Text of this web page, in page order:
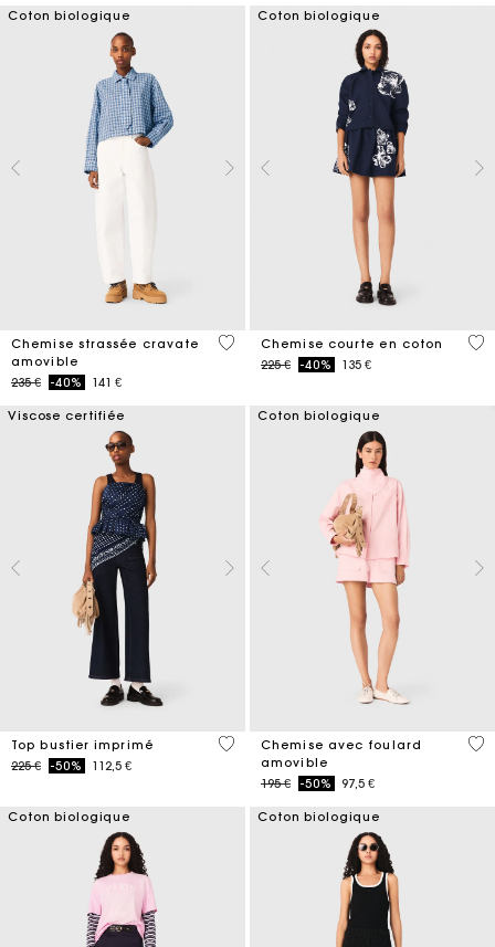
Coton biologique
Chemise strassée cravate
amovible
Price reduced from
235 €to-40% 141 €
4,4 out of 5 Customer Rating
Coton biologique
Chemise courte en coton
Price reduced from
225 €to-40% 135 €
5
Viscose certifiée
Top bustier imprimé
Price reduced from
225 €to-50% 112,5 €
3,4 out of 5 Customer Rating
Coton biologique
Chemise avec foulard
amovible
Price reduced from
195 €to-50% 97,5 €
5
Coton biologique Coton biologique